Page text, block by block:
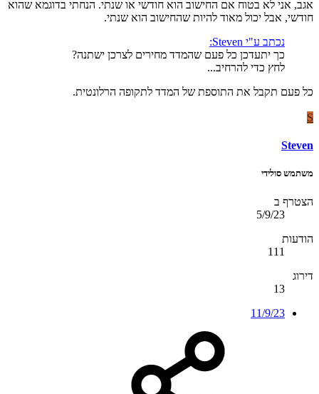
אגב, אני לא בטוח אם החישוב הוא חודשי או שנתי. הנחתי בדוגמא שהוא
חודשי, אבל יכול מאוד להיות שהחישוב הוא שנתי.
נכתב ע"י Steven:
כך יתעדכן כל פעם שהמדד מחירים לצרכן ישתנה?
לחץ כדי להרחיב...
כל פעם תקבל את התוספת של המדד לתקופה הרלונטית.
S
Steven
משתמש סולידי
הצטרף ב
5/9/23
הודעות
111
דירוג
13
11/9/23